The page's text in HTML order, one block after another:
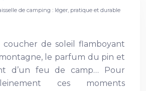
de camping : léger, pratique et durable
coucher de soleil flamboyant
le parfum du pin et
d’un feu de camp… Pour
ces moments